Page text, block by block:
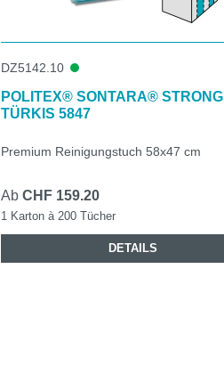
DZ5142.10
POLITEX® SONTARA® STRONG
TÜRKIS 5847
Premium Reinigungstuch 58x47 cm
Ab CHF 159.20
1 Karton à 200 Tücher
DETAILS